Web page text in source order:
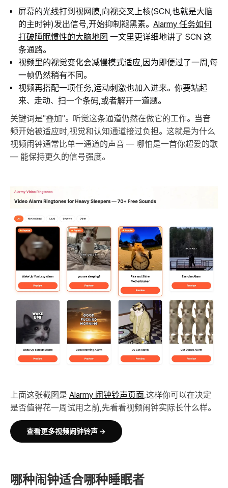
屏幕的光线打到视网膜,向视交叉上核(SCN,也就是大脑
的主时钟)发出信号,开始抑制褪黑素。 Alarmy 任务如何
打破睡眠惯性的大脑地图 一文里更详细地讲了 SCN 这
条通路。
视频里的视觉变化会减慢模式适应,因为即便过了一周,每
一帧仍然稍有不同。
视频再搭配一项任务,运动刺激也加入进来。你要站起
来、走动、扫一个条码,或者解开一道题。
关键词是"叠加"。听觉这条通道仍然在做它的工作。当音
频开始被适应时,视觉和认知通道接过负担。这就是为什么
视频闹钟通常比单一通道的声音 — 哪怕是一首你超爱的歌
— 能保持更久的信号强度。
上面这张截图是 Alarmy 闹钟铃声页面,这样你可以在决定
是否值得花一周试用之前,先看看视频闹钟实际长什么样。
查看更多视频闹钟铃声 →
哪种闹钟适合哪种睡眠者